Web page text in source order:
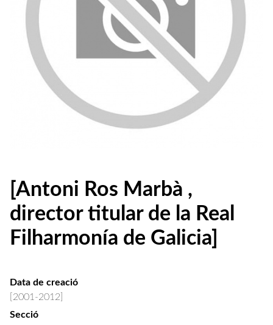
[Antoni Ros Marbà ,
director titular de la Real
Filharmonía de Galicia]
Data de creació
[2001-2012]
Secció